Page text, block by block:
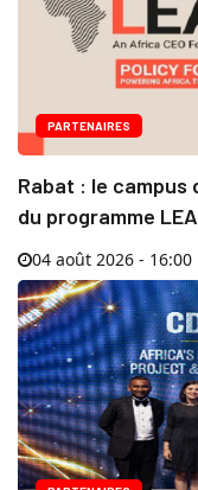
PARTENAIRES
Rabat : le campus
du programme
04 août 2026 - 16:00